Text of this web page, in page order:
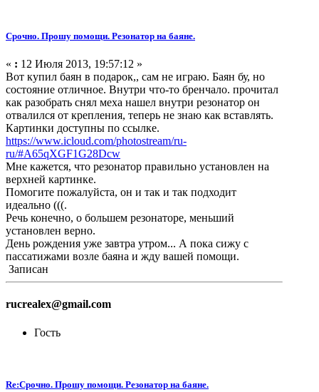
Срочно. Прошу помощи. Резонатор на баяне.
« : 12 Июля 2013, 19:57:12 »
Вот купил баян в подарок,, сам не играю. Баян бу, но
состояние отличное. Внутри что-то бренчало. прочитал
как разобрать снял меха нашел внутри резонатор он
отвалился от крепления, теперь не знаю как вставлять.
Картинки доступны по ссылке.
https://www.icloud.com/photostream/ru-
ru/#A65qXGF1G28Dcw
Мне кажется, что резонатор правильно установлен на
верхней картинке.
Помогите пожалуйста, он и так и так подходит
идеально (((.
Речь конечно, о большем резонаторе, меньший
установлен верно.
День рождения уже завтра утром... А пока сижу с
пассатижами возле баяна и жду вашей помощи.
Записан
rucrealex@gmail.com
Гость
Re:Срочно. Прошу помощи. Резонатор на баяне.